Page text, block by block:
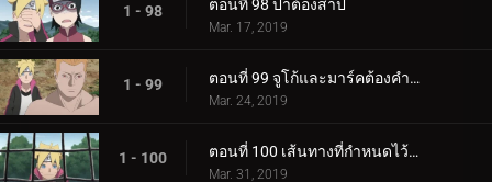
1 - 98 ตอนที่ 98 ป่าต้องสาป
Mar. 17, 2019
1 - 99 ตอนที่ 99 จูโก้และมาร์คต้องคำสาป
Mar. 24, 2019
1 - 100 ตอนที่ 100 เส้นทางที่กำหนดไว้ล่วงหน้า
Mar. 31, 2019